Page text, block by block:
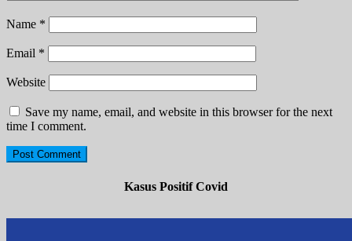
Name *
Email *
Website
Save my name, email, and website in this browser for the next
time I comment.
Kasus Positif Covid